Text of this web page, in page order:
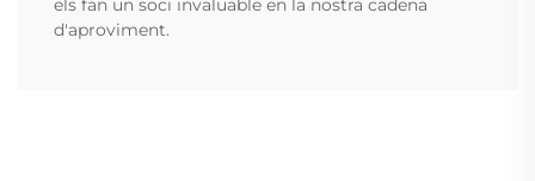
els fan un soci invaluable en la nostra cadena
d'aproviment.